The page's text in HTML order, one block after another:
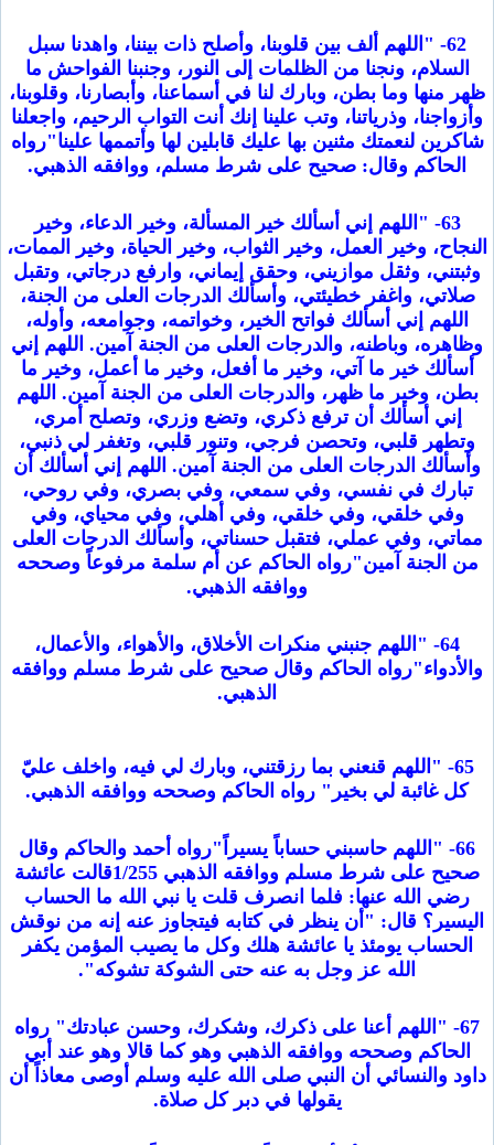
62- "اللهم ألف بين قلوبنا، وأصلح ذات بيننا، واهدنا سبل
السلام، ونجنا من الظلمات إلى النور، وجنبنا الفواحش ما
ظهر منها وما بطن، وبارك لنا في أسماعنا، وأبصارنا، وقلوبنا،
وأزواجنا، وذرياتنا، وتب علينا إنك أنت التواب الرحيم، واجعلنا
شاكرين لنعمتك مثنين بها عليك قابلين لها وأتممها علينا"رواه
الحاكم وقال: صحيح على شرط مسلم، ووافقه الذهبي.
63- "اللهم إني أسألك خير المسألة، وخير الدعاء، وخير
النجاح، وخير العمل، وخير الثواب، وخير الحياة، وخير الممات،
وثبتني، وثقل موازيني، وحقق إيماني، وارفع درجاتي، وتقبل
صلاتي، واغفر خطيئتي، وأسألك الدرجات العلى من الجنة،
اللهم إني أسألك فواتح الخير، وخواتمه، وجوامعه، وأوله،
وظاهره، وباطنه، والدرجات العلى من الجنة آمين. اللهم إني
أسألك خير ما آتي، وخير ما أفعل، وخير ما أعمل، وخير ما
بطن، وخير ما ظهر، والدرجات العلى من الجنة آمين. اللهم
إني أسألك أن ترفع ذكري، وتضع وزري، وتصلح أمري،
وتطهر قلبي، وتحصن فرجي، وتنور قلبي، وتغفر لي ذنبي،
وأسألك الدرجات العلى من الجنة آمين. اللهم إني أسألك أن
تبارك في نفسي، وفي سمعي، وفي بصري، وفي روحي،
وفي خلقي، وفي خلقي، وفي أهلي، وفي محياي، وفي
مماتي، وفي عملي، فتقبل حسناتي، وأسألك الدرجات العلى
من الجنة آمين"رواه الحاكم عن أم سلمة مرفوعاً وصححه
ووافقه الذهبي.
64- "اللهم جنبني منكرات الأخلاق، والأهواء، والأعمال،
والأدواء"رواه الحاكم وقال صحيح على شرط مسلم ووافقه
الذهبي.
65- "اللهم قنعني بما رزقتني، وبارك لي فيه، واخلف عليّ
كل غائبة لي بخير" رواه الحاكم وصححه ووافقه الذهبي.
66- "اللهم حاسبني حساباً يسيراً"رواه أحمد والحاكم وقال
صحيح على شرط مسلم ووافقه الذهبي 1/255قالت عائشة
رضي الله عنها: فلما انصرف قلت يا نبي الله ما الحساب
اليسير؟ قال: "أن ينظر في كتابه فيتجاوز عنه إنه من نوقش
الحساب يومئذ يا عائشة هلك وكل ما يصيب المؤمن يكفر
الله عز وجل به عنه حتى الشوكة تشوكه".
67- "اللهم أعنا على ذكرك، وشكرك، وحسن عبادتك" رواه
الحاكم وصححه ووافقه الذهبي وهو كما قالا وهو عند أبي
داود والنسائي أن النبي صلى الله عليه وسلم أوصى معاذاً أن
يقولها في دبر كل صلاة.